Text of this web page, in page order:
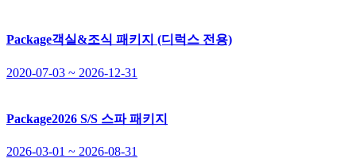
Package객실&조식 패키지 (디럭스 전용)
2020-07-03 ~ 2026-12-31
Package2026 S/S 스파 패키지
2026-03-01 ~ 2026-08-31